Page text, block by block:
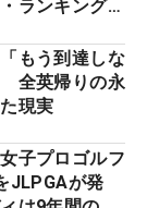
ランキング番
もう到達しな
全英帰りの永
現実
子プロゴルフ
JLPGAが発